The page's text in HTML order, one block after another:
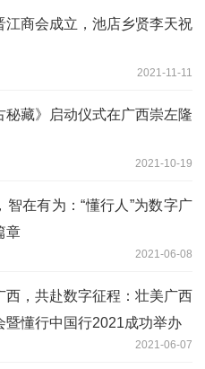
江商会成立，池店乡贤李天祝
2021-11-11
秘藏》启动仪式在广西崇左隆
2021-10-19
智在有为：“懂行人”为数字广
章
2021-06-08
西，共赴数字征程：壮美广西
暨懂行中国行2021成功举办
2021-06-07